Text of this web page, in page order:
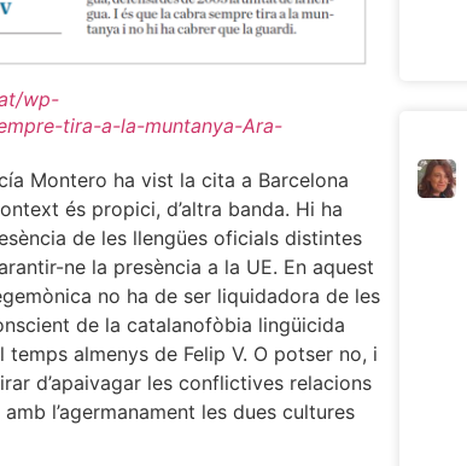
wp-
tira-a-la-muntanya-Ara-
Montero ha vist la cita a Barcelona
és propici, d’altra banda. Hi ha
de les llengües oficials distintes
ne la presència a la UE. En aquest
no ha de ser liquidadora de les
de la catalanofòbia lingüicida
almenys de Felip V. O potser no, i
d’apaivagar les conflictives relacions
l’agermanament les dues cultures